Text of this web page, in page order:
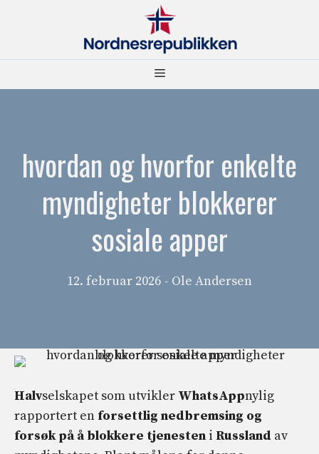
Meny
hvordan og hvorfor enkelte
myndigheter blokkerer
sosiale apper
12. februar 2026 - Ole Andersen
Halvselskapet som utvikler WhatsAppnylig
rapportert en forsettlig nedbremsing og
forsøk på å blokkere tjenesten i Russland av